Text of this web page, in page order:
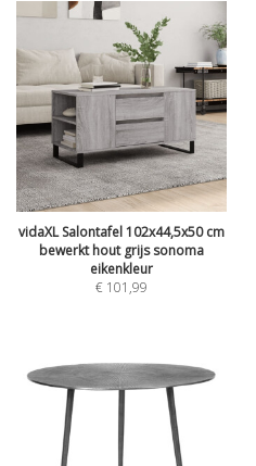
vidaXL Salontafel 102x44,5x50 cm
bewerkt hout grijs sonoma
eikenkleur
€ 101,99